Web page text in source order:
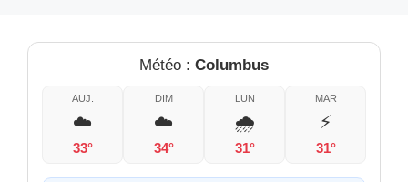
Météo : Columbus
AUJ.
☁️
33°
DIM
☁️
34°
LUN
🌧️
31°
MAR
⚡
31°